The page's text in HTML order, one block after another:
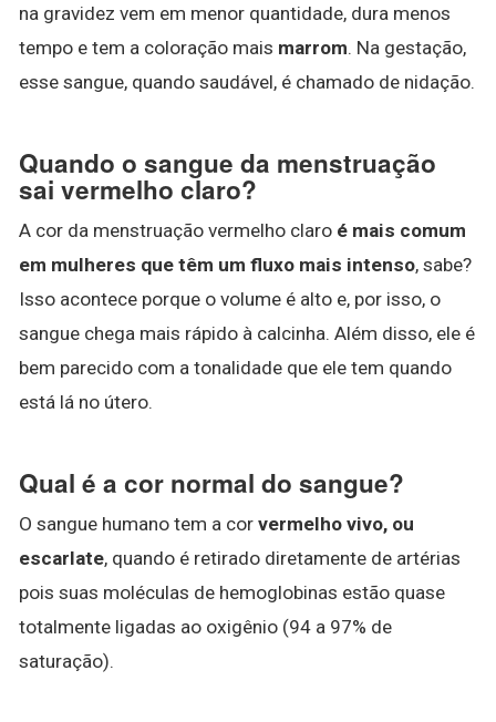
na gravidez vem em menor quantidade, dura menos
tempo e tem a coloração mais marrom. Na gestação,
esse sangue, quando saudável, é chamado de nidação.
Quando o sangue da menstruação
sai vermelho claro?
A cor da menstruação vermelho claro é mais comum
em mulheres que têm um fluxo mais intenso, sabe?
Isso acontece porque o volume é alto e, por isso, o
sangue chega mais rápido à calcinha. Além disso, ele é
bem parecido com a tonalidade que ele tem quando
está lá no útero.
Qual é a cor normal do sangue?
O sangue humano tem a cor vermelho vivo, ou
escarlate, quando é retirado diretamente de artérias
pois suas moléculas de hemoglobinas estão quase
totalmente ligadas ao oxigênio (94 a 97% de
saturação).